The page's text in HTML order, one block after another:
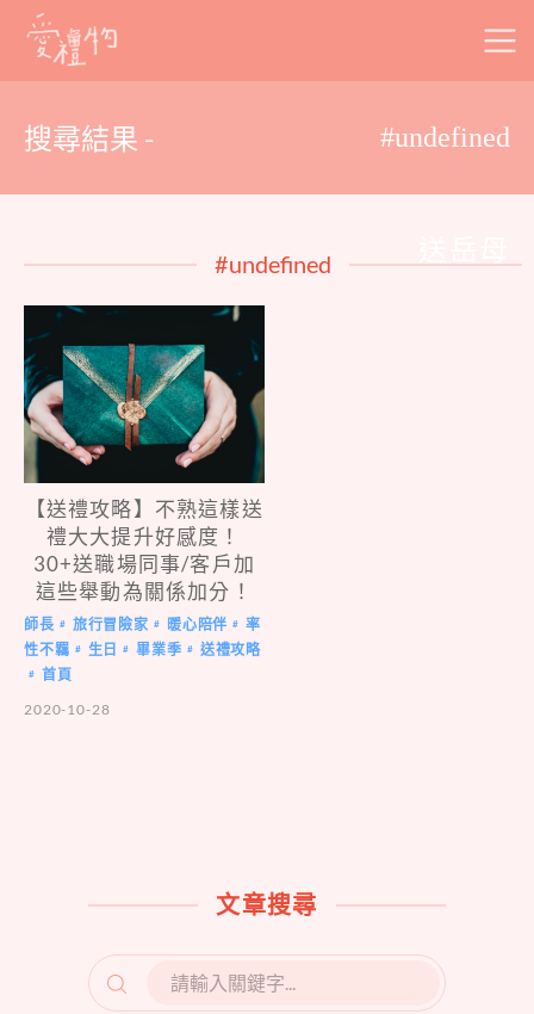
Skip
搜尋結果 - #undefined
#undefined
【送禮攻略】不熟這樣送
禮大大提升好感度！
30+送職場同事/客戶加
這些舉動為關係加分！
師長 # 旅行冒險家 # 暖心陪伴 #
率
性不羈 # 生日 # 畢業季 # 送禮攻略
# 首頁
2020-10-28
文章搜尋
SEARCH
FOR: